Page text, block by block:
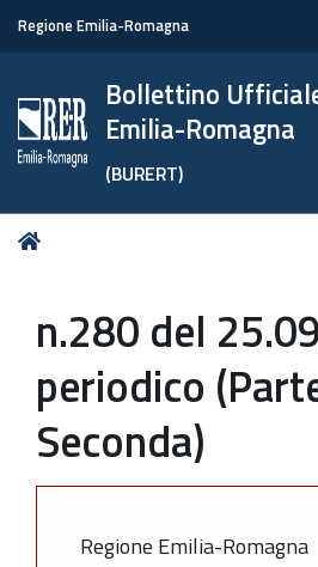
Regione Emilia-Romagna
Bollettino
Emilia-Romagna
(BURERT)
Tu
n.280 del
periodico
Seconda)
Regione Emilia-Romagna